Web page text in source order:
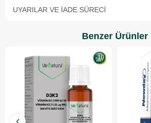
UYARILAR VE İADE SÜRECI
Benzer Ürünler